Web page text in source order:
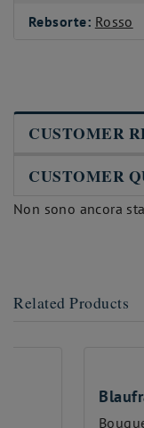
Rebsorte: Rosso
CUSTOMER
CUSTOMER
Non sono ancora
Related Products